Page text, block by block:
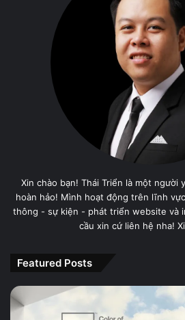
Xin chào bạn! Thái Triển là một người
hoàn hảo! Mình hoạt động trên lĩnh
thông - sự kiện - phát triển website và
cầu xin cứ liên hệ nha!
Featured Posts
PANTONE
11-